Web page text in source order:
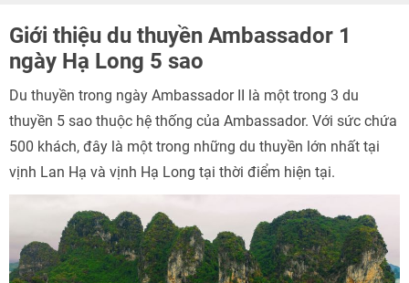
Giới thiệu du thuyền Ambassador 1
ngày Hạ Long 5 sao
Du thuyền trong ngày Ambassador II là một trong 3 du
thuyền 5 sao thuộc hệ thống của Ambassador. Với sức chứa
500 khách, đây là một trong những du thuyền lớn nhất tại
vịnh Lan Hạ và vịnh Hạ Long tại thời điểm hiện tại.